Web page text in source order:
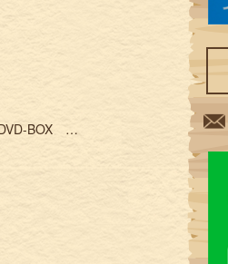
宮城県より海外ドラマのDVD-BOX Blu-rayなどを宅配買取 »